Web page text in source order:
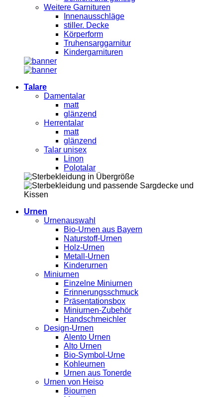
Weitere Garnituren
Innenausschläge
stiller. Decke
Körperform
Truhensarggarnitur
Kindergarnituren
Talare
Damentalar
matt
glänzend
Herrentalar
matt
glänzend
Talar unisex
Linon
Polotalar
Urnen
Urnenauswahl
Bio-Urnen aus Bayern
Naturstoff-Urnen
Holz-Urnen
Metall-Urnen
Kinderurnen
Miniurnen
Einzelne Miniurnen
Erinnerungsschmuck
Präsentationsbox
Miniurnen-Zubehör
Handschmeichler
Design-Urnen
Alento Urnen
Alto Urnen
Bio-Symbol-Urne
Kohleurnen
Urnen aus Tonerde
Urnen von Heiso
Biournen